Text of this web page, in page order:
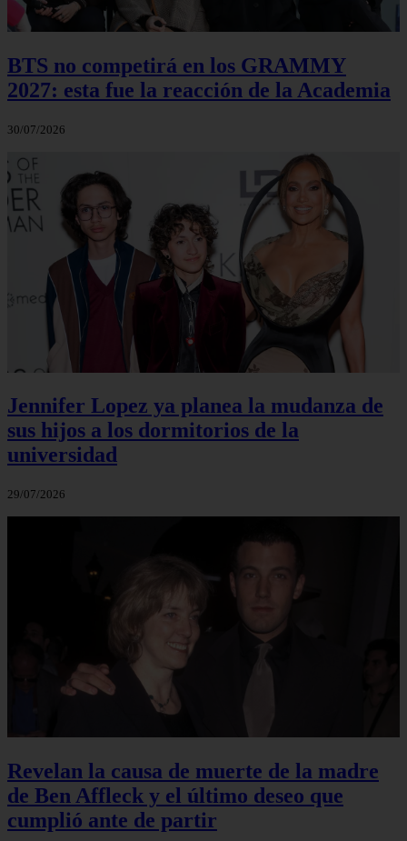
BTS no competirá en los GRAMMY
2027: esta fue la reacción de la Academia
30/07/2026
Jennifer Lopez ya planea la mudanza de
sus hijos a los dormitorios de la
universidad
29/07/2026
Revelan la causa de muerte de la madre
de Ben Affleck y el último deseo que
cumplió ante de partir